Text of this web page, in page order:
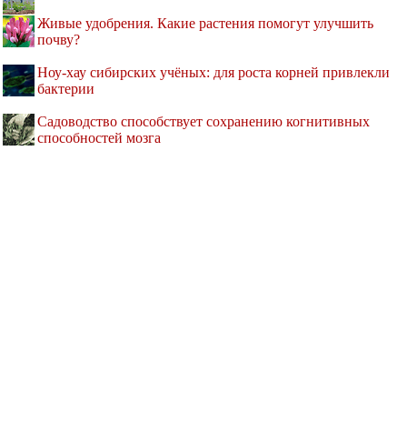
Живые удобрения. Какие растения помогут улучшить
почву?
Ноу-хау сибирских учёных: для роста корней привлекли
бактерии
Садоводство способствует сохранению когнитивных
способностей мозга